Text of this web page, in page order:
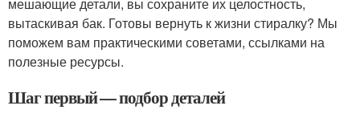
мешающие детали, вы сохраните их целостность,
вытаскивая бак. Готовы вернуть к жизни стиралку? Мы
поможем вам практическими советами, ссылками на
полезные ресурсы.
Шаг первый — подбор деталей